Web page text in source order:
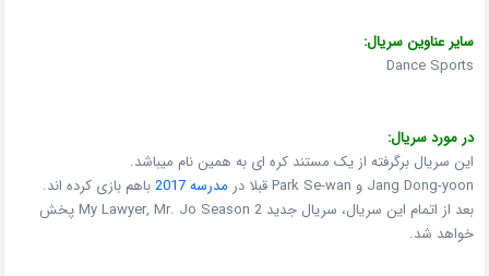
سایر عناوین سریال:
Dance Sports
در مورد سریال:
این سریال برگرفته از یک مستند کره ای به همین نام میباشد.
Jang Dong-yoon و Park Se-wan قبلا در
مدرسه 2017
باهم بازی کرده اند.
بعد از اتمام این سریال، سریال جدید My Lawyer, Mr. Jo Season 2 پخش
خواهد شد.